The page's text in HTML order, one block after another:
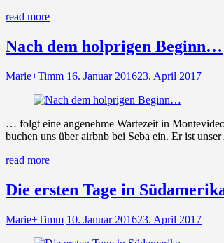
read more
Nach dem holprigen Beginn…
Marie+Timm 16. Januar 201623. April 2017
… folgt eine angenehme Wartezeit in
buchen uns über airbnb bei Seba ein. Er ist
read more
Die ersten Tage in
Marie+Timm 10. Januar 201623. April 2017